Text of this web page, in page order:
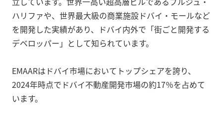
ハリファや、世界最大級の商業施設ドバイ・モールなど
を開発した実績があり、ドバイ内外で「街ごと開発する
デベロッパー」として知られています。
EMAARはドバイ市場においてトップシェアを誇り、
2024年時点でドバイ不動産開発市場の約17％を占めて
います。